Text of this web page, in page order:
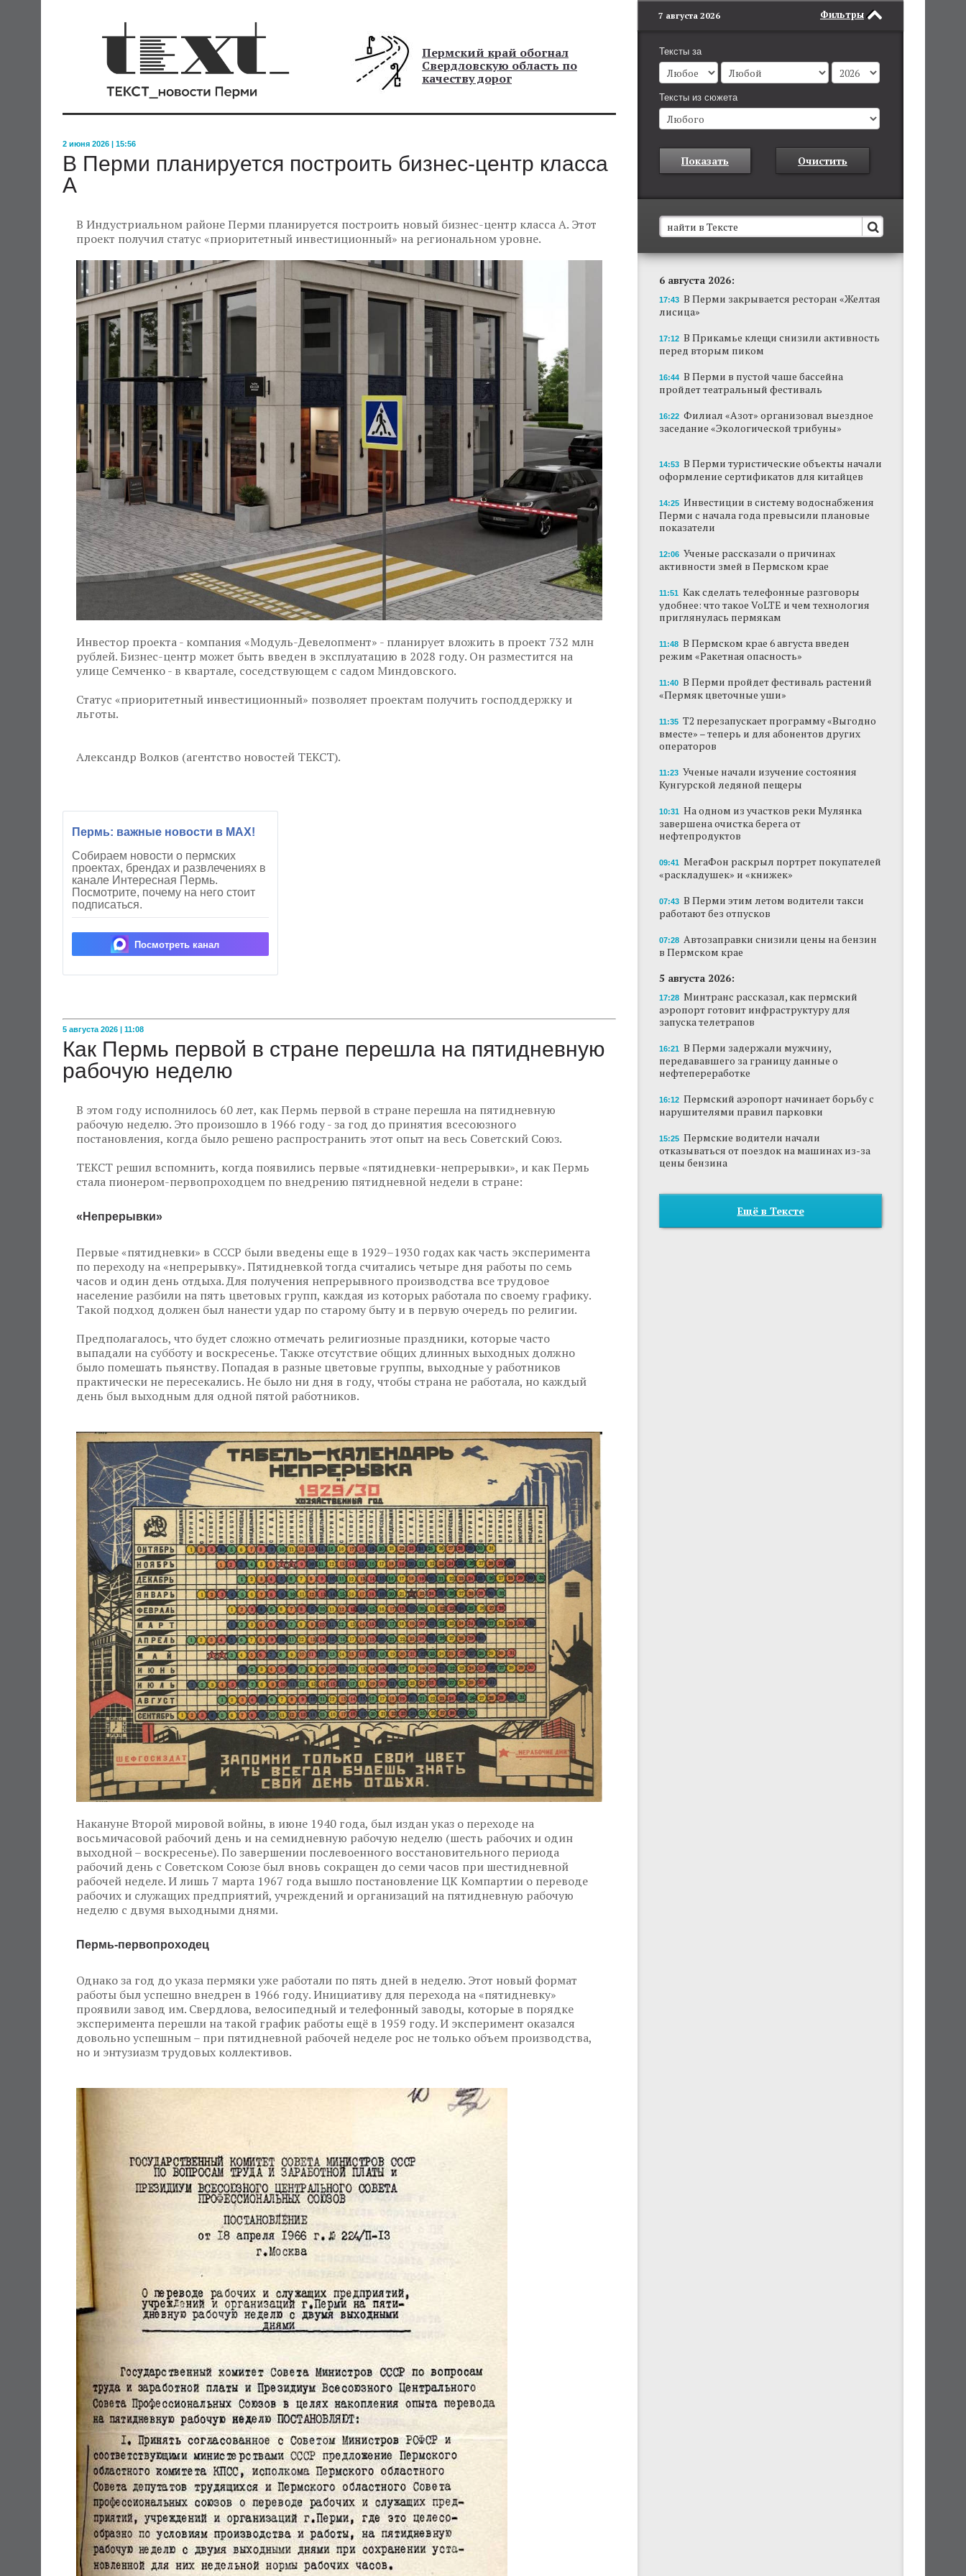
Пермский край обогнал
Свердловскую область по
качеству дорог
2 июня 2026 | 15:56
В Перми планируется построить бизнес-центр класса
А
В Индустриальном районе Перми планируется построить новый бизнес-центр класса А. Этот
проект получил статус «приоритетный инвестиционный» на региональном уровне.
Инвестор проекта - компания «Модуль-Девелопмент» - планирует вложить в проект 732 млн
рублей. Бизнес-центр может быть введен в эксплуатацию в 2028 году. Он разместится на
улице Семченко - в квартале, соседствующем с садом Миндовского.
Статус «приоритетный инвестиционный» позволяет проектам получить господдержку и
льготы.
Александр Волков (агентство новостей ТЕКСТ).
Пермь: важные новости в MAX!
Собираем новости о пермских
проектах, брендах и развлечениях в
канале Интересная Пермь.
Посмотрите, почему на него стоит
подписаться.
Посмотреть канал
5 августа 2026 | 11:08
Как Пермь первой в стране перешла на пятидневную
рабочую неделю
В этом году исполнилось 60 лет, как Пермь первой в стране перешла на пятидневную
рабочую неделю. Это произошло в 1966 году - за год до принятия всесоюзного
постановления, когда было решено распространить этот опыт на весь Советский Союз.
ТЕКСТ решил вспомнить, когда появились первые «пятидневки-непрерывки», и как Пермь
стала пионером-первопроходцем по внедрению пятидневной недели в стране:
«Непрерывки»
Первые «пятидневки» в СССР были введены еще в 1929–1930 годах как часть эксперимента
по переходу на «непрерывку». Пятидневкой тогда считались четыре дня работы по семь
часов и один день отдыха. Для получения непрерывного производства все трудовое
население разбили на пять цветовых групп, каждая из которых работала по своему графику.
Такой подход должен был нанести удар по старому быту и в первую очередь по религии.
Предполагалось, что будет сложно отмечать религиозные праздники, которые часто
выпадали на субботу и воскресенье. Также отсутствие общих длинных выходных должно
было помешать пьянству. Попадая в разные цветовые группы, выходные у работников
практически не пересекались. Не было ни дня в году, чтобы страна не работала, но каждый
день был выходным для одной пятой работников.
Накануне Второй мировой войны, в июне 1940 года, был издан указ о переходе на
восьмичасовой рабочий день и на семидневную рабочую неделю (шесть рабочих и один
выходной – воскресенье). По завершении послевоенного восстановительного периода
рабочий день с Советском Союзе был вновь сокращен до семи часов при шестидневной
рабочей неделе. И лишь 7 марта 1967 года вышло постановление ЦК Компартии о переводе
рабочих и служащих предприятий, учреждений и организаций на пятидневную рабочую
неделю с двумя выходными днями.
Пермь-первопроходец
Однако за год до указа пермяки уже работали по пять дней в неделю. Этот новый формат
работы был успешно внедрен в 1966 году. Инициативу для перехода на «пятидневку»
проявили завод им. Свердлова, велосипедный и телефонный заводы, которые в порядке
эксперимента перешли на такой график работы ещё в 1959 году. И эксперимент оказался
довольно успешным – при пятидневной рабочей неделе рос не только объем производства,
но и энтузиазм трудовых коллективов.
Фильтры
7 августа 2026
Тексты за
Тексты из сюжета
Показать Очистить
В Пермском крае установят новые станции
обнаружения беспилотников
Они используются для обнаружения и
отслеживания БПЛА в воздухе.
В Перми закрывается ресторан «Желтая
лисица»
В Перми в пустой чаше бассейна пройдет
театральный фестиваль
В Перми туристические объекты начали
оформление сертификатов для китайцев
Ученые рассказали о причинах активности
змей в Пермском крае
Ученые начали изучение состояния
Кунгурской ледяной пещеры
На одном из участков реки Мулянка
завершена очистка берега от
нефтепродуктов
В Перми этим летом водители такси
работают без отпусков
6 августа 2026:
17:43 В Перми закрывается ресторан «Желтая
лисица»
17:12 В Прикамье клещи снизили активность
перед вторым пиком
16:44 В Перми в пустой чаше бассейна
пройдет театральный фестиваль
16:22 Филиал «Азот» организовал выездное
заседание «Экологической трибуны»
14:53 В Перми туристические объекты начали
оформление сертификатов для китайцев
14:25 Инвестиции в систему водоснабжения
Перми с начала года превысили плановые
показатели
12:06 Ученые рассказали о причинах
активности змей в Пермском крае
11:51 Как сделать телефонные разговоры
удобнее: что такое VoLTE и чем технология
приглянулась пермякам
11:48 В Пермском крае 6 августа введен
режим «Ракетная опасность»
11:40 В Перми пройдет фестиваль растений
«Пермяк цветочные уши»
11:35 Т2 перезапускает программу «Выгодно
вместе» – теперь и для абонентов других
операторов
11:23 Ученые начали изучение состояния
Кунгурской ледяной пещеры
10:31 На одном из участков реки Мулянка
завершена очистка берега от
нефтепродуктов
09:41 МегаФон раскрыл портрет покупателей
«раскладушек» и «книжек»
07:43 В Перми этим летом водители такси
работают без отпусков
07:28 Автозаправки снизили цены на бензин
в Пермском крае
5 августа 2026:
17:28 Минтранс рассказал, как пермский
аэропорт готовит инфраструктуру для
запуска телетрапов
16:21 В Перми задержали мужчину,
передававшего за границу данные о
нефтепереработке
16:12 Пермский аэропорт начинает борьбу с
нарушителями правил парковки
15:25 Пермские водители начали
отказываться от поездок на машинах из-за
цены бензина
Ещё в Тексте